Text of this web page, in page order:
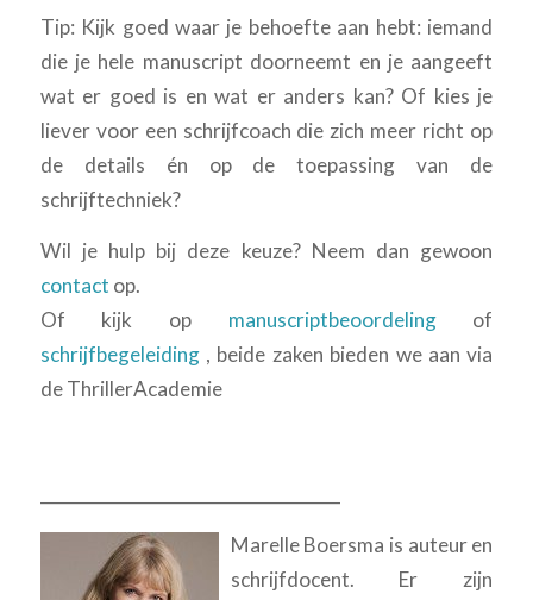
Tip: Kijk goed waar je behoefte aan hebt: iemand
die je hele manuscript doorneemt en je aangeeft
wat er goed is en wat er anders kan? Of kies je
liever voor een schrijfcoach die zich meer richt op
de details én op de toepassing van de
schrijftechniek?
Wil je hulp bij deze keuze? Neem dan gewoon
contact op.
Of kijk op manuscriptbeoordelingof
schrijfbegeleiding, beide zaken bieden we aan via
de ThrillerAcademie
Marelle Boersma is auteur en
schrijfdocent. Er zijn